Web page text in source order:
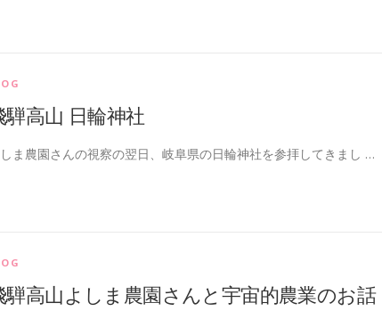
騨高山 日輪神社
ま農園さんの視察の翌日、岐阜県の日輪神社を参拝してきまし …
騨高山よしま農園さんと宇宙的農業のお話